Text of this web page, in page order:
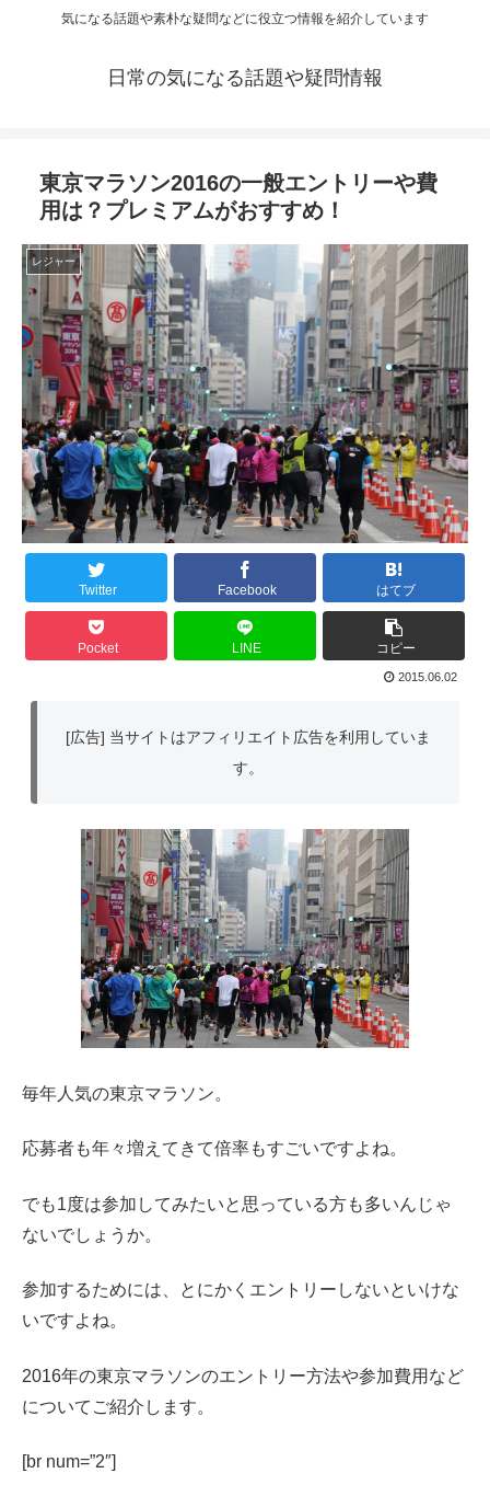
気になる話題や素朴な疑問などに役立つ情報を紹介しています
日常の気になる話題や疑問情報
東京マラソン2016の一般エントリーや費
用は？プレミアムがおすすめ！
レジャー
Twitter Facebook はてブ
Pocket LINE コピー
2015.06.02
[広告] 当サイトはアフィリエイト広告を利用していま
す。
毎年人気の東京マラソン。
応募者も年々増えてきて倍率もすごいですよね。
でも1度は参加してみたいと思っている方も多いんじゃ
ないでしょうか。
参加するためには、とにかくエントリーしないといけな
いですよね。
2016年の東京マラソンのエントリー方法や参加費用など
についてご紹介します。
[br num=”2″]